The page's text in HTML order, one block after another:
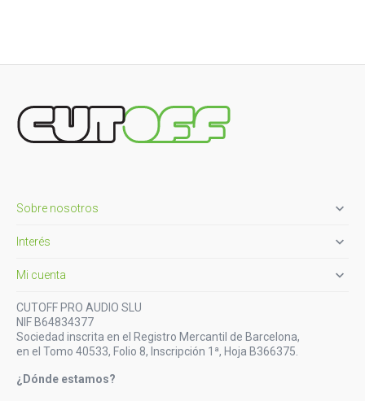
Sobre nosotros 
Interés 
Mi cuenta 
CUTOFF PRO AUDIO SLU
NIF B64834377
Sociedad inscrita en el Registro Mercantil de Barcelona,
en el Tomo 40533, Folio 8, Inscripción 1ª, Hoja B366375.
¿Dónde estamos?